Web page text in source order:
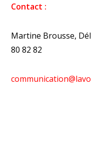
Contact :
Martine Brousse,
80 82 82